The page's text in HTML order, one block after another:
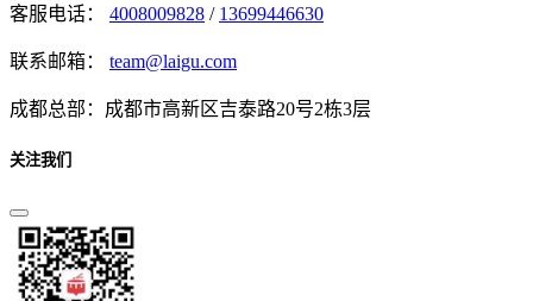
客服电话： 4008009828 / 13699446630
联系邮箱： team@laigu.com
成都总部：成都市高新区吉泰路20号2栋3层
关注我们